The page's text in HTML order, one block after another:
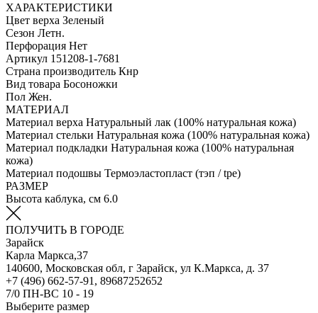
ХАРАКТЕРИСТИКИ
Цвет верха Зеленый
Сезон Летн.
Перфорация Нет
Артикул 151208-1-7681
Страна производитель Кнр
Вид товара Босоножки
Пол Жен.
МАТЕРИАЛ
Материал верха Натуральный лак (100% натуральная кожа)
Материал стельки Натуральная кожа (100% натуральная кожа)
Материал подкладки Натуральная кожа (100% натуральная
кожа)
Материал подошвы Термоэластопласт (тэп / tpe)
РАЗМЕР
Высота каблука, см 6.0
ПОЛУЧИТЬ В ГОРОДЕ
Зарайск
Карла Маркса,37
140600, Московская обл, г Зарайск, ул К.Маркса, д. 37
+7 (496) 662-57-91, 89687252652
7/0 ПН-ВС 10 - 19
Выберите размер